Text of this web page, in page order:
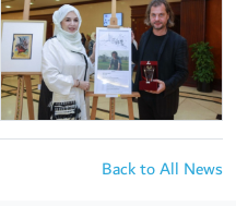
Back to All News